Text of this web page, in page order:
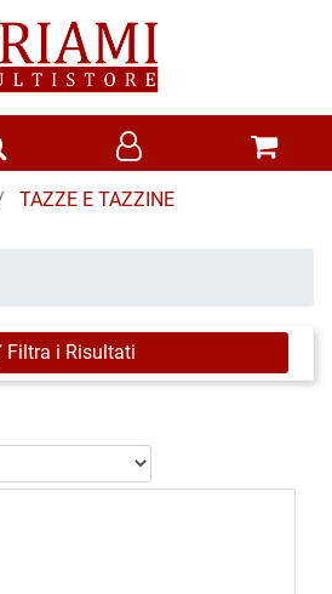
TAZZE E TAZZINE
Filtra i Risultati